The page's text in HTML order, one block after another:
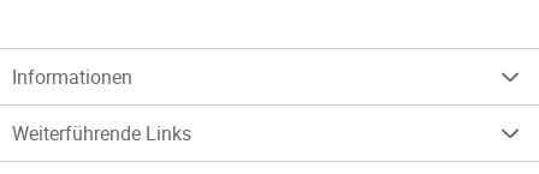
Informationen
Weiterführende Links